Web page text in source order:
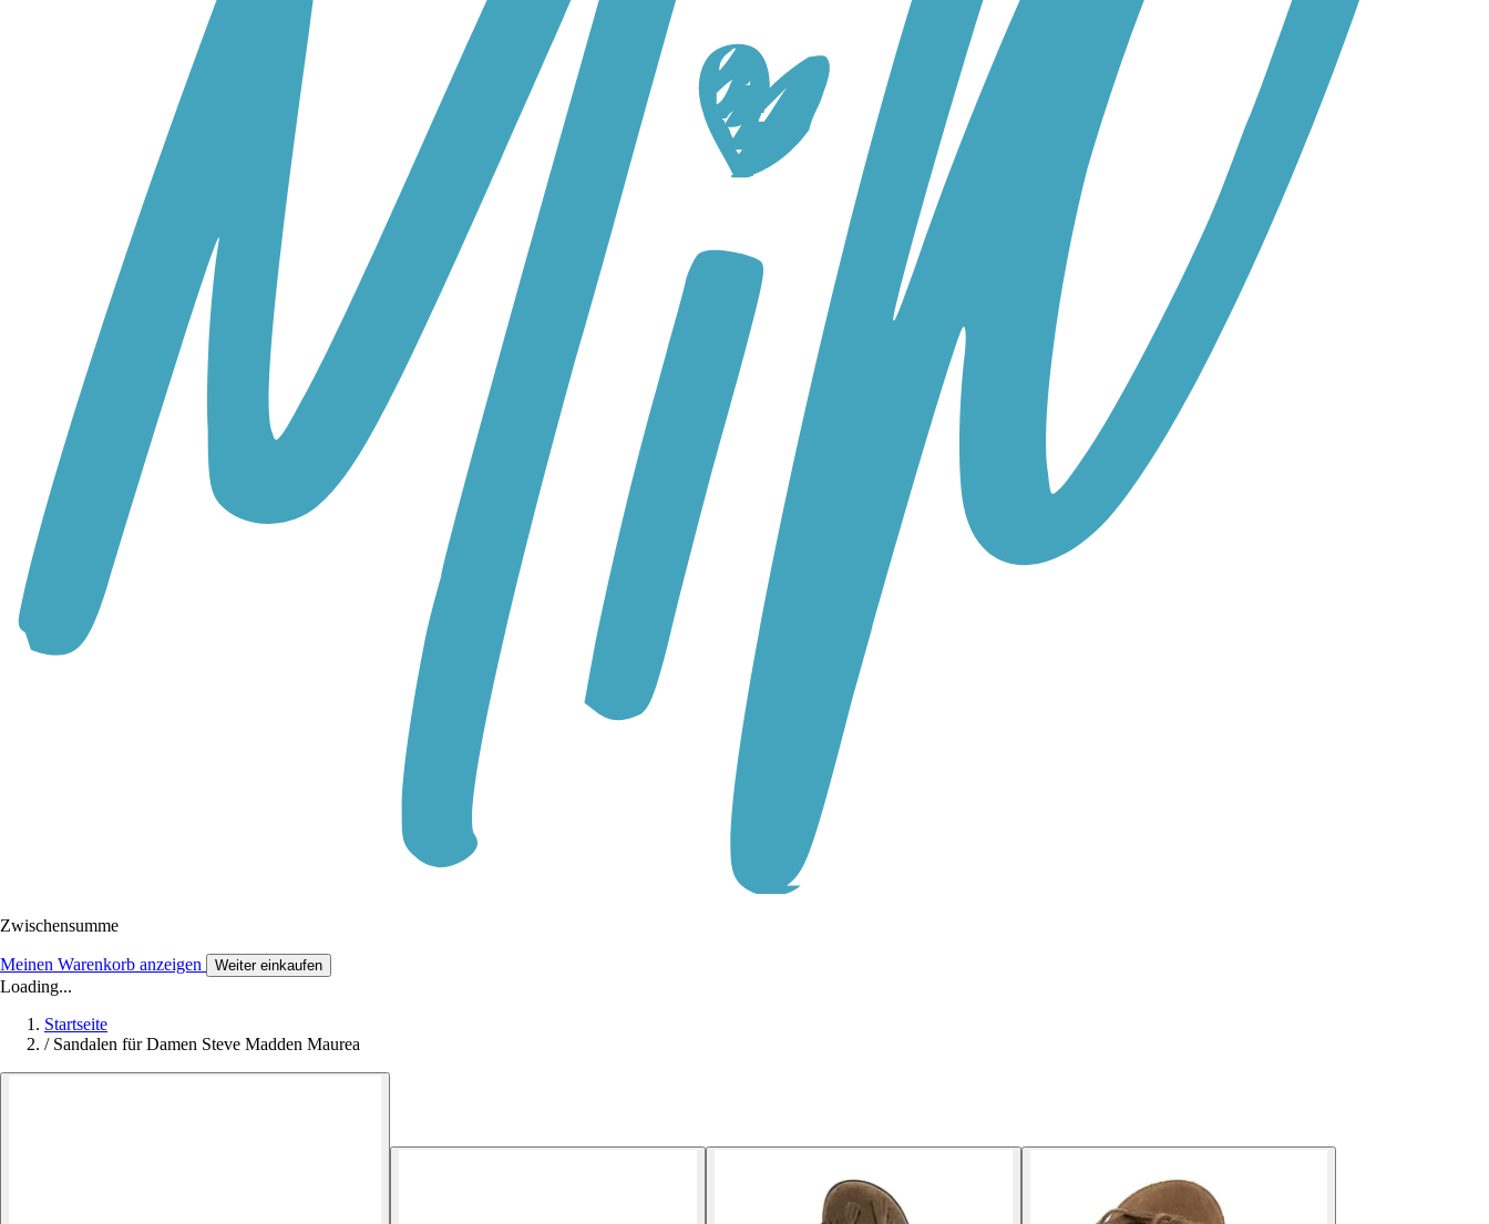
Zwischensumme
Meinen Warenkorb anzeigen Weiter einkaufen
Loading...
Startseite
/ Sandalen für Damen Steve Madden Maurea